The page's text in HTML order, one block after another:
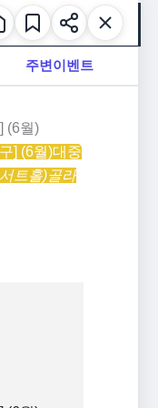
주변이벤트
(6월)
] (6월)대중
트홀)골라